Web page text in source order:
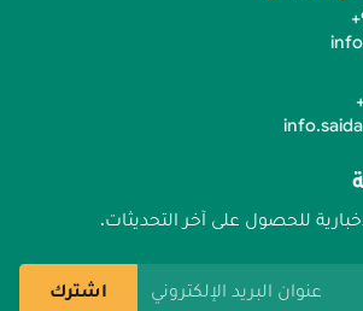
للحصول على آخر التحديثات.
اشترك